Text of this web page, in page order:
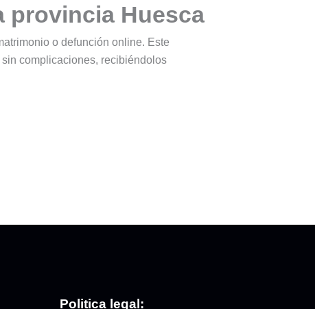
provincia Huesca
o defunción online. Este
complicaciones, recibiéndolos
Politica legal: